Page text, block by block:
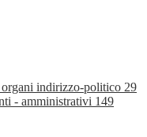
indirizzo-politico 29
- amministrativi 149